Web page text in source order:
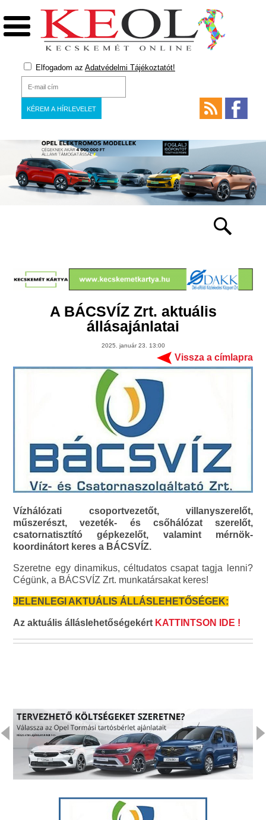
Elfogadom az Adatvédelmi Tájékoztatót!
A BÁCSVÍZ Zrt. aktuális
állásajánlatai
2025. január 23. 13:00
Vissza a címlapra
Vízhálózati csoportvezetőt, villanyszerelőt,
műszerészt, vezeték- és csőhálózat szerelőt,
csatornatisztító gépkezelőt, valamint mérnök-
koordinátort keres a BÁCSVÍZ.
Szeretne egy dinamikus, céltudatos csapat tagja lenni?
Cégünk, a BÁCSVÍZ Zrt. munkatársakat keres!
JELENLEGI AKTUÁLIS ÁLLÁSLEHETŐSÉGEK:
Az aktuális álláslehetőségekért KATTINTSON IDE !